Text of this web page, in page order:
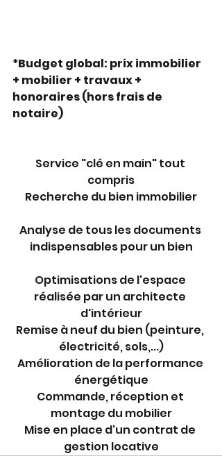
*Budget global: prix immobilier
+ mobilier + travaux +
honoraires (hors frais de
notaire)
Service "clé en main" tout
compris
Recherche du bien immobilier
Analyse de tous les documents
indispensables pour un bien
Optimisations de l'espace
réalisée par un architecte
d'intérieur
Remise à neuf du bien (peinture,
électricité, sols,...)
Amélioration de la performance
énergétique
Commande, réception et
montage du mobilier
Mise en place d'un contrat de
gestion locative